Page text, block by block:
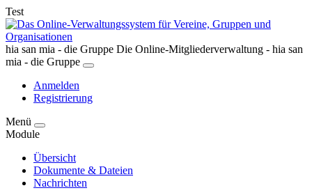
Test
hia san mia - die Gruppe Die Online-Mitgliederverwaltung - hia san
mia - die Gruppe
Anmelden
Registrierung
Menü
Module
Übersicht
Dokumente & Dateien
Nachrichten